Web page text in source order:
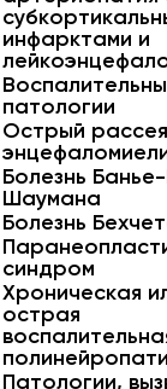
инфарктами и
патологии
Острый
Болезнь
Шаумана
Болезнь
синдром
Хроническая
острая
Патологии,